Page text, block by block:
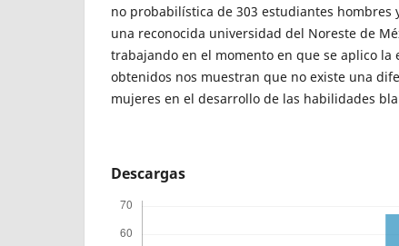
no probabilística de 303 estudiantes hombres
una reconocida universidad del Noreste de
trabajando en el momento en que se aplico la
obtenidos nos muestran que no existe una
mujeres en el desarrollo de las habilidades
Descargas